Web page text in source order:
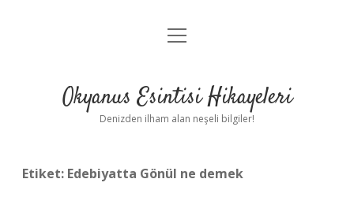
Anasayfa
Yasal Uyarı
menüyü
Okyanus Esintisi Hikayeleri
Denizden ilham alan neşeli bilgiler!
Etiket: Edebiyatta Gönül ne demek